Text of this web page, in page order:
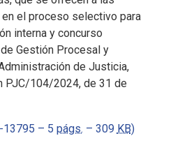
el proceso selectivo para
interna y concurso
Gestión Procesal y
de Justicia,
PJC/104/2024, de 31 de
13795 – 5 págs. – 309 KB)